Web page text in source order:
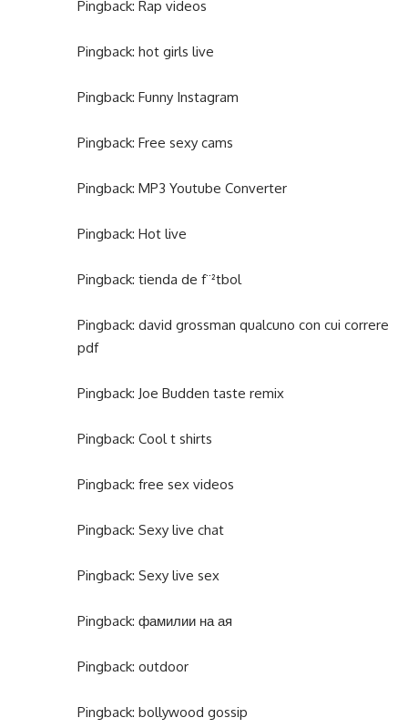
Pingback: Rap videos
Pingback: hot girls live
Pingback: Funny Instagram
Pingback: Free sexy cams
Pingback: MP3 Youtube Converter
Pingback: Hot live
Pingback: tienda de f¨²tbol
Pingback: david grossman qualcuno con cui correre
pdf
Pingback: Joe Budden taste remix
Pingback: Cool t shirts
Pingback: free sex videos
Pingback: Sexy live chat
Pingback: Sexy live sex
Pingback: фамилии на ая
Pingback: outdoor
Pingback: bollywood gossip